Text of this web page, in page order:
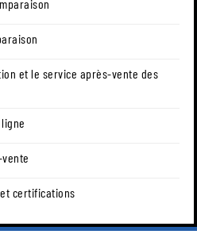
et le service après-vente des
certifications